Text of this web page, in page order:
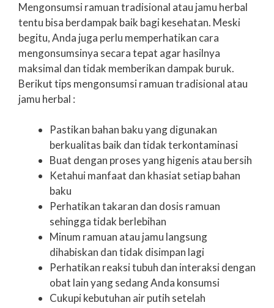
Mengonsumsi ramuan tradisional atau jamu herbal
tentu bisa berdampak baik bagi kesehatan. Meski
begitu, Anda juga perlu memperhatikan cara
mengonsumsinya secara tepat agar hasilnya
maksimal dan tidak memberikan dampak buruk.
Berikut tips mengonsumsi ramuan tradisional atau
jamu herbal :
Pastikan bahan baku yang digunakan
berkualitas baik dan tidak terkontaminasi
Buat dengan proses yang higenis atau bersih
Ketahui manfaat dan khasiat setiap bahan
baku
Perhatikan takaran dan dosis ramuan
sehingga tidak berlebihan
Minum ramuan atau jamu langsung
dihabiskan dan tidak disimpan lagi
Perhatikan reaksi tubuh dan interaksi dengan
obat lain yang sedang Anda konsumsi
Cukupi kebutuhan air putih setelah